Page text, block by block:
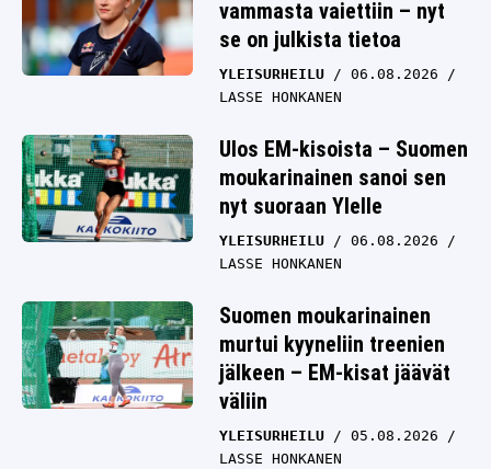
vammasta vaiettiin – nyt
se on julkista tietoa
YLEISURHEILU
06.08.2026
LASSE HONKANEN
Ulos EM-kisoista – Suomen
moukarinainen sanoi sen
nyt suoraan Ylelle
YLEISURHEILU
06.08.2026
LASSE HONKANEN
Suomen moukarinainen
murtui kyyneliin treenien
jälkeen – EM-kisat jäävät
väliin
YLEISURHEILU
05.08.2026
LASSE HONKANEN